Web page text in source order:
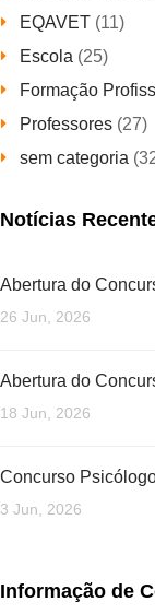
EQAVET (11)
Escola (25)
Formação
Professores (27)
sem categoria
Notícias
Abertura do
26 Jun, 2026
Abertura do
18 Jun, 2026
Concurso
3 Jun, 2026
Informação de